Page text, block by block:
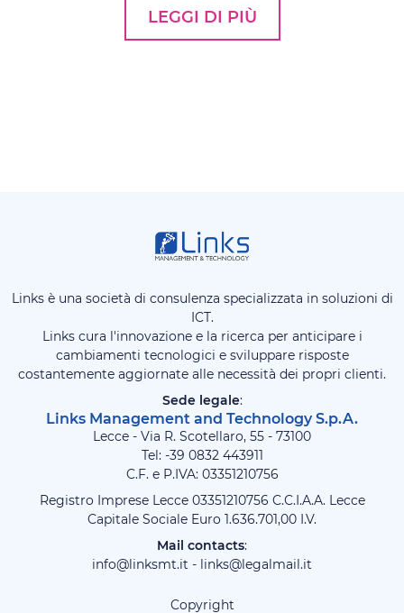
LEGGI DI PIÙ
Links è una società di consulenza specializzata in soluzioni di
ICT.
Links cura l'innovazione e la ricerca per anticipare i
cambiamenti tecnologici e sviluppare risposte
costantemente aggiornate alle necessità dei propri clienti.
Sede legale:
Links Management and Technology S.p.A.
Lecce - Via R. Scotellaro, 55 - 73100
Tel: -39 0832 443911
C.F. e P.IVA: 03351210756
Registro Imprese Lecce 03351210756 C.C.I.A.A. Lecce
Capitale Sociale Euro 1.636.701,00 I.V.
Mail contacts:
info@linksmt.it - links@legalmail.it
Copyright